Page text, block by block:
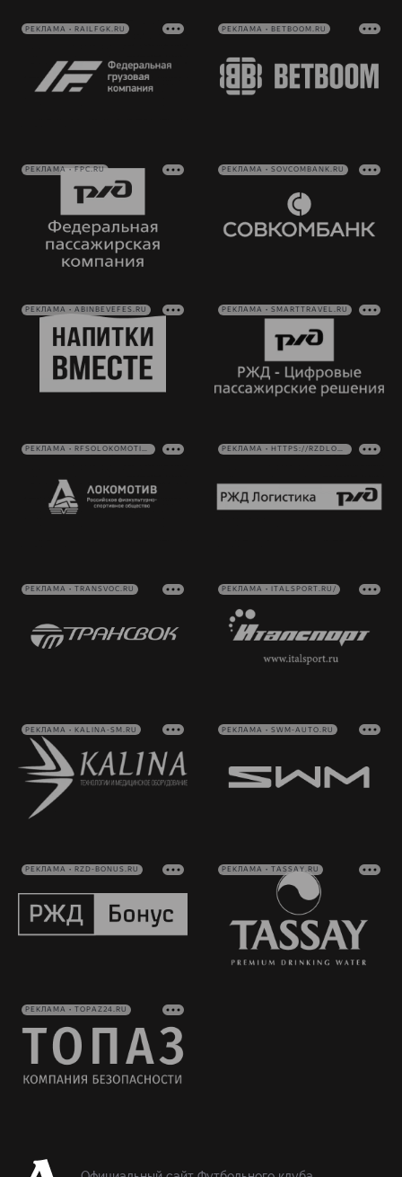
РЕКЛАМА • RAILFGK.RU РЕКЛАМА • BETBOOM.RU
РЕКЛАМА • FPC.RU РЕКЛАМА • SOVCOMBANK.RU
РЕКЛАМА • ABINBEVEFES.RU РЕКЛАМА • SMARTTRAVEL.RU
РЕКЛАМА • RFSOLOKOMOTIV.RU РЕКЛАМА • HTTPS://RZDLOG.RU/
РЕКЛАМА • TRANSVOC.RU РЕКЛАМА • ITALSPORT.RU/
РЕКЛАМА • KALINA-SM.RU РЕКЛАМА • SWM-AUTO.RU
РЕКЛАМА • RZD-BONUS.RU РЕКЛАМА • TASSAY.RU
РЕКЛАМА • TOPAZ24.RU